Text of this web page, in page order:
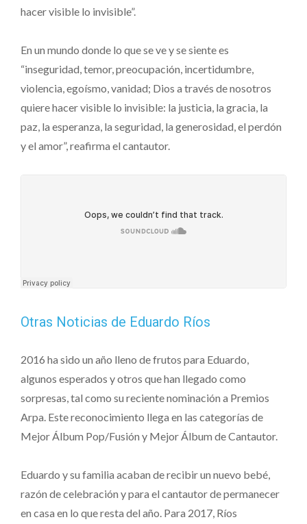
hacer visible lo invisible”.
En un mundo donde lo que se ve y se siente es
“inseguridad, temor, preocupación, incertidumbre,
violencia, egoísmo, vanidad; Dios a través de nosotros
quiere hacer visible lo invisible: la justicia, la gracia, la
paz, la esperanza, la seguridad, la generosidad, el perdón
y el amor”, reafirma el cantautor.
Otras Noticias de Eduardo Ríos
2016 ha sido un año lleno de frutos para Eduardo,
algunos esperados y otros que han llegado como
sorpresas, tal como su reciente nominación a Premios
Arpa. Este reconocimiento llega en las categorías de
Mejor Álbum Pop/Fusión y Mejor Álbum de Cantautor.
Eduardo y su familia acaban de recibir un nuevo bebé,
razón de celebración y para el cantautor de permanecer
en casa en lo que resta del año. Para 2017, Ríos